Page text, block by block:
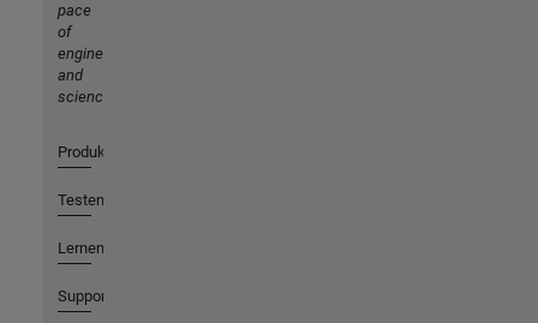
pace
of
engineering
and
science
Produkte
Testen oder Kaufen
Lernen
Support